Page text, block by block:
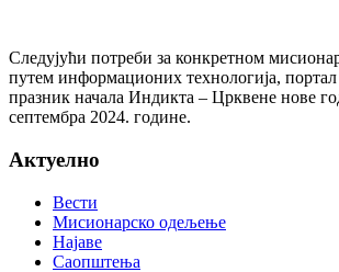
Следујући потреби за конкретном
путем информационих технологија, портал
празник начала Индикта – Црквене нове
септембра 2024. године.
Актуелно
Вести
Мисионарско одељење
Најаве
Саопштења